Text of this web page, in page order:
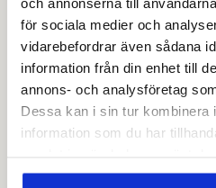
för sociala medier och
vidarebefordrar även sådana
information från din enhet till
annons- och analysföretag
Dessa kan i sin tur kombinera
information som du har
Amido meddelar idag att
till Chief ...
Läs mer